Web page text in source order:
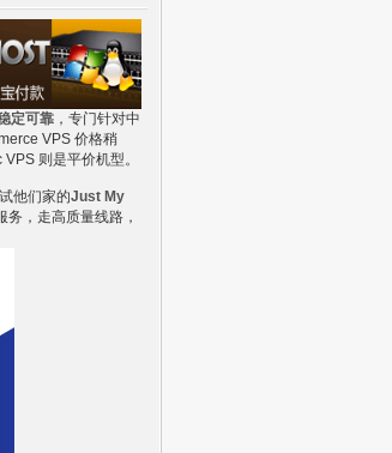
定可靠 ，专门针对中
VPS 价格稍
则是平价机型。
他们家的Just My
务，走高质量线路，